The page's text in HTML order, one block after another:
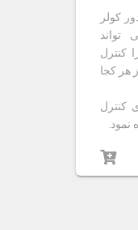
کولر
تواند
کنترل
هر کجا
کنترل
نمود.